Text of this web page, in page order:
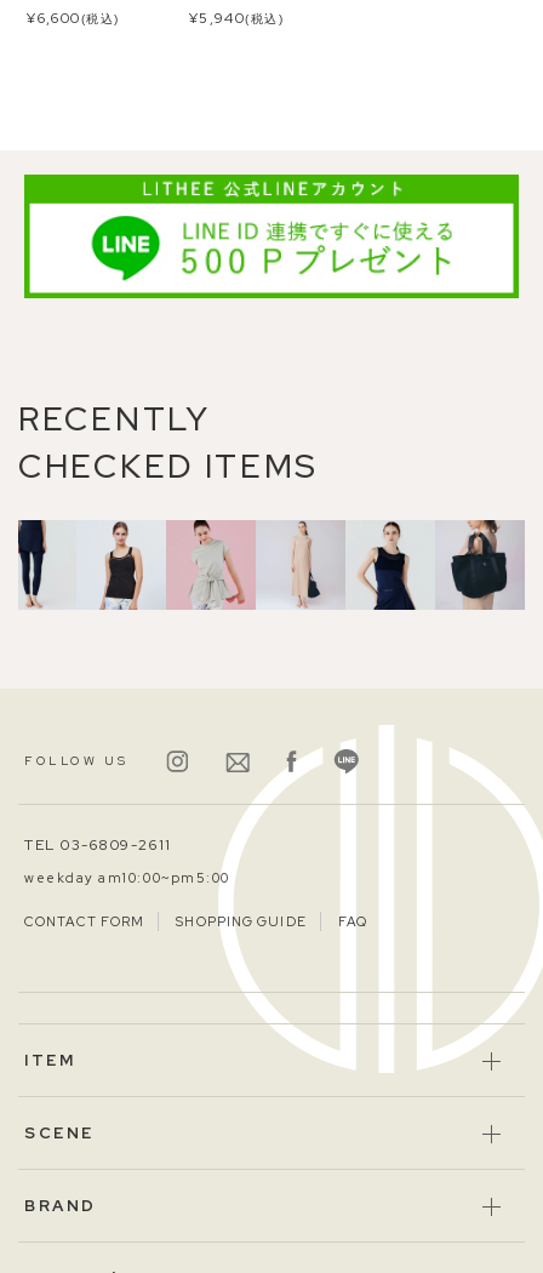
¥6,600(税込) ¥5,940(税込)
RECENTLY
CHECKED ITEMS
FOLLOW US
TEL 03-6809-2611
weekday am10:00~pm5:00
CONTACT FORM SHOPPING GUIDE FAQ
ITEM
SCENE
BRAND